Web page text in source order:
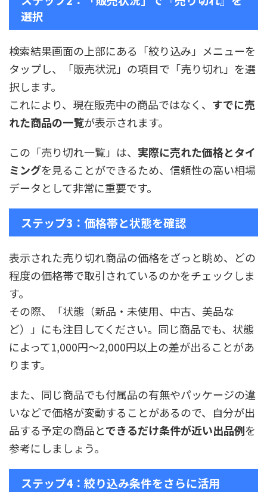
選択
検索結果画面の上部にある「絞り込み」メニューを
タップし、「販売状況」の項目で「売り切れ」を選
択します。
これにより、現在販売中の商品ではなく、 すでに売
れた商品の一覧が表示されます。
この「売り切れ一覧」は、 実際に売れた価格とタイ
ミングを見ることができるため、信頼性の高い相場
データとして非常に重要です。
ステップ3：価格帯と状態を確認
表示された売り切れ商品の価格をざっと眺め、どの
程度の価格帯で取引されているのかをチェックしま
す。
その際、「状態（新品・未使用、中古、美品な
ど）」にも注目してください。同じ商品でも、状態
によって1,000円〜2,000円以上の差が出ることがあ
ります。
また、同じ商品でも付属品の有無やパッケージの違
いなどで価格が変動することがあるので、自分が出
品する予定の商品とできるだけ条件が近い出品例を
参考にしましょう。
ステップ4：絞り込み条件をさらに活用